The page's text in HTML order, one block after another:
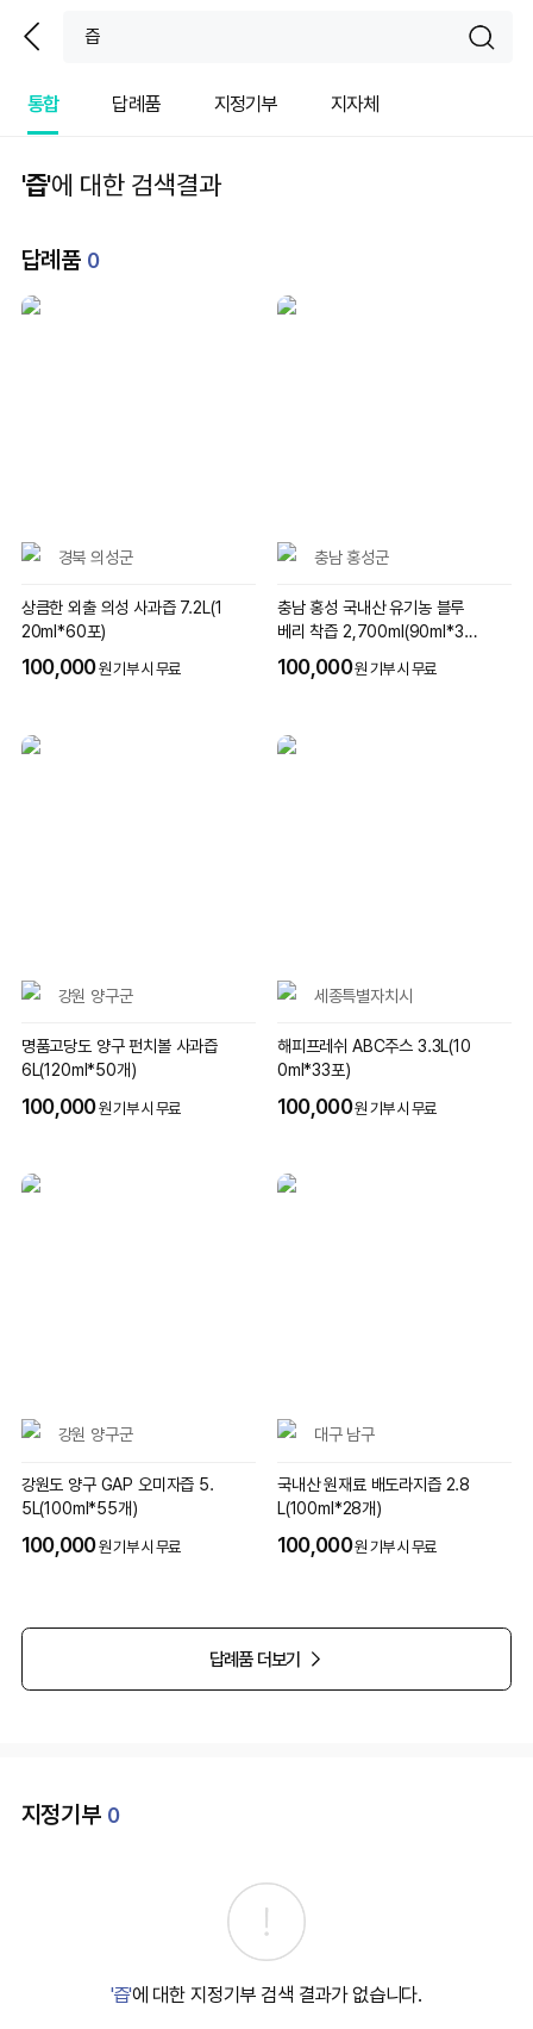
뒤
통합 답례품 지정기부 지자체
'즙'에 대한 검색결과
답례품 0
경북 의성군
상큼한 외출 의성 사과즙 7.2L(1
20ml*60포)
100,000원 기부 시 무료
충남 홍성군
충남 홍성 국내산 유기농 블루
베리 착즙 2,700ml(90ml*30
팩)
100,000원 기부 시 무료
강원 양구군
명품고당도 양구 펀치볼 사과즙
6L(120ml*50개)
100,000원 기부 시 무료
세종특별자치시
해피프레쉬 ABC주스 3.3L(10
0ml*33포)
100,000원 기부 시 무료
강원 양구군
강원도 양구 GAP 오미자즙 5.
5L(100ml*55개)
100,000원 기부 시 무료
대구 남구
국내산 원재료 배도라지즙 2.8
L(100ml*28개)
100,000원 기부 시 무료
답례품 더보기
지정기부 0
'즙'에 대한 지정기부 검색 결과가 없습니다.